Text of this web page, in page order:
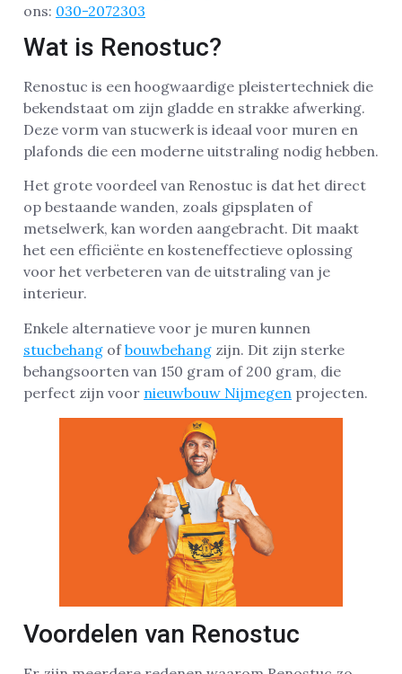
ons: 030-2072303
Wat is Renostuc?
Renostuc is een hoogwaardige pleistertechniek die
bekendstaat om zijn gladde en strakke afwerking.
Deze vorm van stucwerk is ideaal voor muren en
plafonds die een moderne uitstraling nodig hebben.
Het grote voordeel van Renostuc is dat het direct
op bestaande wanden, zoals gipsplaten of
metselwerk, kan worden aangebracht. Dit maakt
het een efficiënte en kosteneffectieve oplossing
voor het verbeteren van de uitstraling van je
interieur.
Enkele alternatieve voor je muren kunnen
stucbehang ofbouwbehang zijn. Dit zijn sterke
behangsoorten van 150 gram of 200 gram, die
perfect zijn voor nieuwbouw Nijmegen projecten.
Voordelen van Renostuc